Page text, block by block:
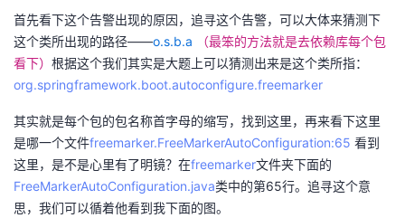
博
客
的
论
我
的
子
我
直
播
的
活
我
的
堂
我
课
程
的
认
我
的
我
我
的
术
支
我
云
声
首先看下这个告警出现的原因，追寻这个告警，可以大体来猜测下
这个类所出现的路径——o.s.b.a
（最笨的方法就是去依赖库每个包
看下） 根据这个我们其实是大题上可以猜测出来是这个类所指：
org.springframework.boot.autoconfigure.freemarker
其实就是每个包的包名称首字母的缩写，找到这里，再来看下这里
是哪一个文件freemarker.FreeMarkerAutoConfiguration:65 看到
这里，是不是心里有了明镜？在freemarker文件夹下面的
FreeMarkerAutoConfiguration.java类中的第65行。追寻这个意
思，我们可以循着他看到我下面的图。